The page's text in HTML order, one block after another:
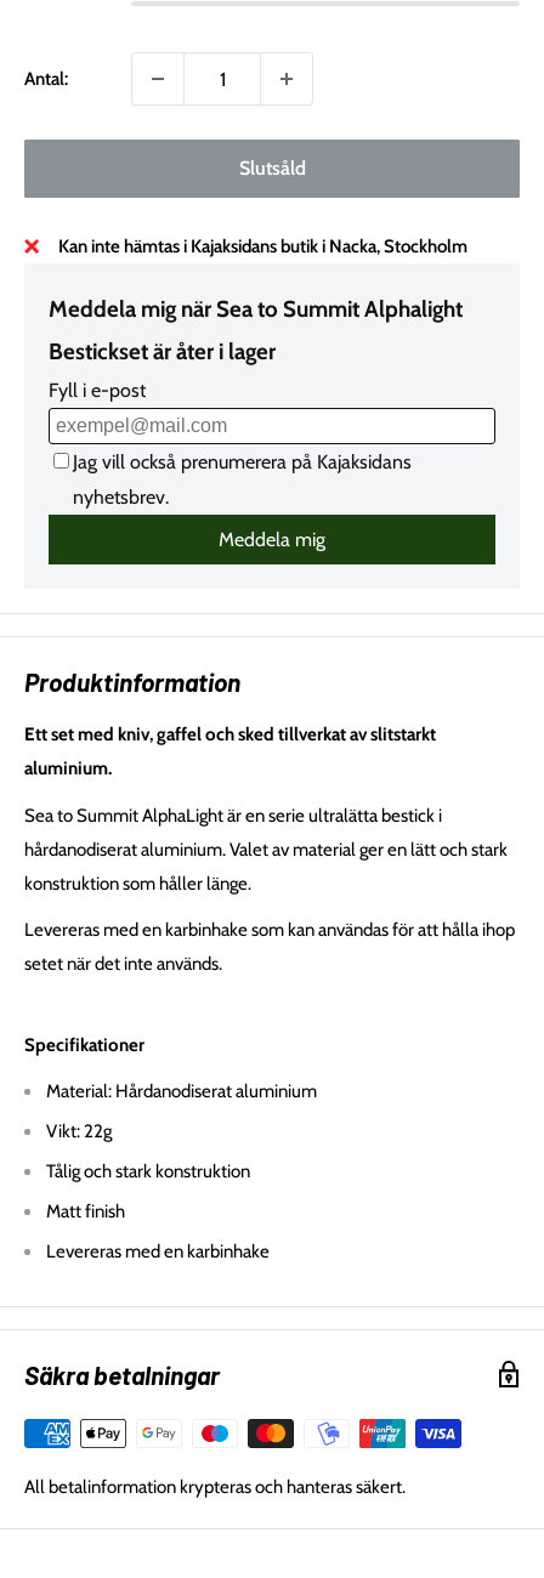
Antal:
Slutsåld
Kan inte hämtas i Kajaksidans butik i Nacka, Stockholm
Produktinformation
Ett set med kniv, gaffel och sked tillverkat av slitstarkt
aluminium.
Sea to Summit AlphaLight är en serie ultralätta bestick i
hårdanodiserat aluminium. Valet av material ger en lätt och stark
konstruktion som håller länge.
Levereras med en karbinhake som kan användas för att hålla ihop
setet när det inte används.
Specifikationer
Material: Hårdanodiserataluminium
Vikt: 22g
Tålig och stark konstruktion
Matt finish
Levereras med en karbinhake
Säkra betalningar
All betalinformation krypteras och hanteras säkert.